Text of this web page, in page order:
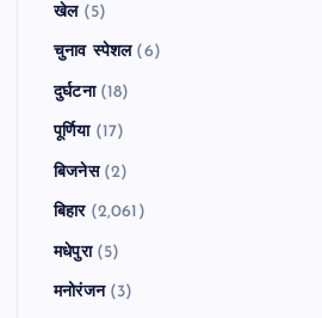
खेल(5)
चुनाव स्पेशल(6)
दुर्घटना(18)
पूर्णिया(17)
बिजनेस(2)
बिहार(2,061)
मधेपुरा(5)
मनोरंजन(3)